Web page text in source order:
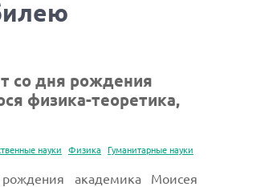
со дня рождения
физика-теоретика,
науки Физика Гуманитарные науки
академика Моисея